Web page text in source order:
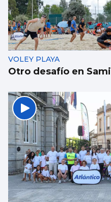
VOLEY PLAYA
Otro desafío en Samil